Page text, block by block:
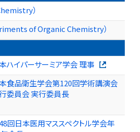
）
of Organic Chemistry）
ハイパーサーミア学会 理事
食品衛生学会第120回学術講演会
委員会 実行委員長
回日本医用マススペクトル学会年